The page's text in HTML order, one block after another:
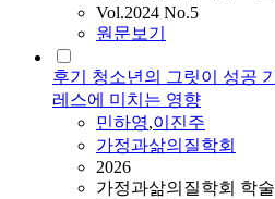
Vol.2024 No.5
원문보기
후기 청소년의 그릿이 성공
레스에 미치는 영향
민하영,이진주
가정과삶의질학회
2026
가정과삶의질학회 학